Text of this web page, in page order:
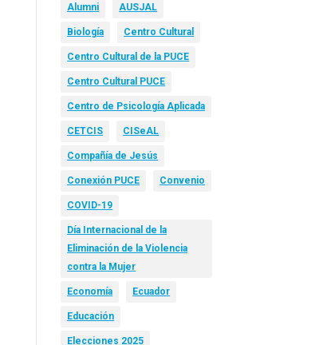
Alumni AUSJAL
Biología Centro Cultural
Centro Cultural de la PUCE
Centro Cultural PUCE
Centro de Psicología Aplicada
CETCIS CISeAL
Compañía de Jesús
Conexión PUCE Convenio
COVID-19
Día Internacional de la
Eliminación de la Violencia
contra la Mujer
Economía Ecuador
Educación
Elecciones 2025